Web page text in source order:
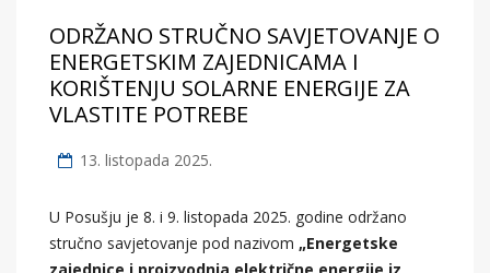
ODRŽANO STRUČNO SAVJETOVANJE O
ENERGETSKIM ZAJEDNICAMA I
KORIŠTENJU SOLARNE ENERGIJE ZA
VLASTITE POTREBE
13. listopada 2025.
U Posušju je 8. i 9. listopada 2025. godine održano
stručno savjetovanje pod nazivom „Energetske